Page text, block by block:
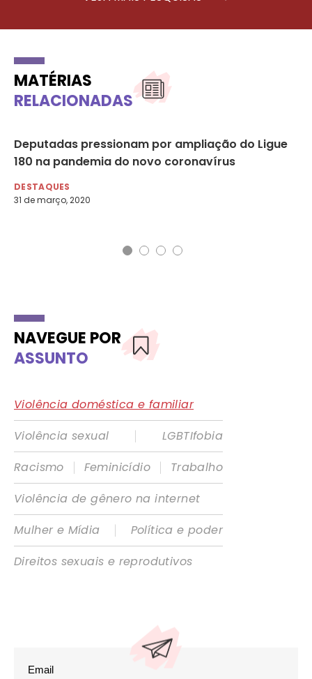
MATÉRIAS
RELACIONADAS
Deputadas pressionam por ampliação do Ligue
180 na pandemia do novo coronavírus
DESTAQUES
31 de março, 2020
NAVEGUE POR
ASSUNTO
Violência doméstica e familiar
Violência sexual
|
LGBTIfobia
Racismo
| Feminicídio |
Trabalho
Violência de gênero na internet
Mulher e Mídia
|
Política e poder
Direitos sexuais e reprodutivos